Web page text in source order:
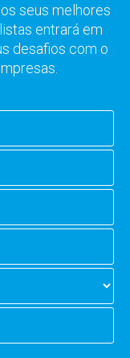
seus melhores
entrará em
desafios com o